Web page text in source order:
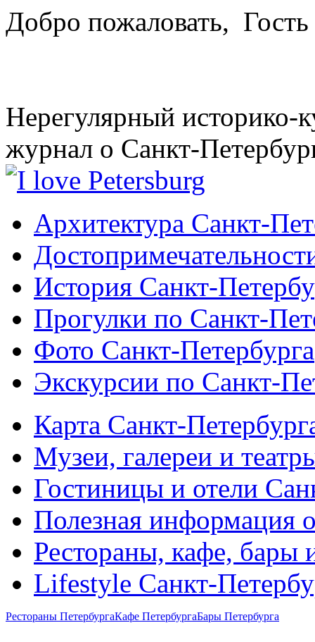
Добро пожаловать, Гость
Нерегулярный историко-
журнал о Санкт-
Архитектура Санкт-
История Санкт-
Прогулки по Санкт-
Фото Санкт-Петербурга
Экскурсии по Санкт-
Карта Санкт-
Музеи, галереи и
Гостиницы и отели
Полезная информация
Рестораны, кафе, бары
Lifestyle Санкт-
Рестораны ПетербургаКафе ПетербургаБары Петербурга